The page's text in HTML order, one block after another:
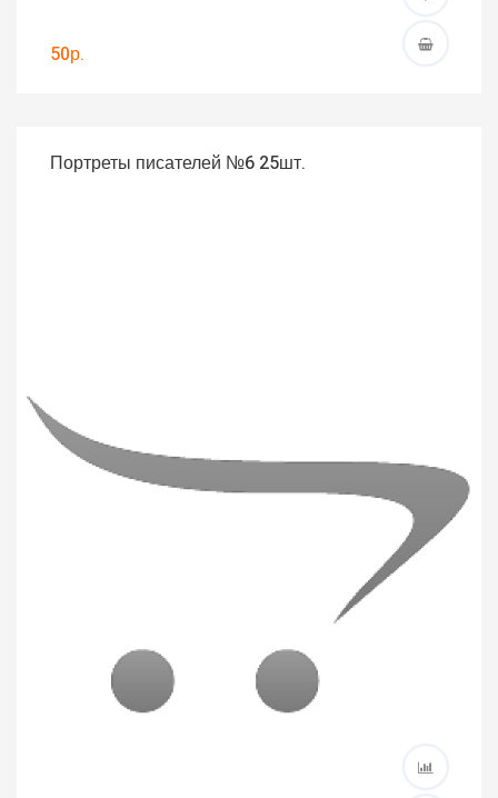
50р.
Портреты писателей №6 25шт.